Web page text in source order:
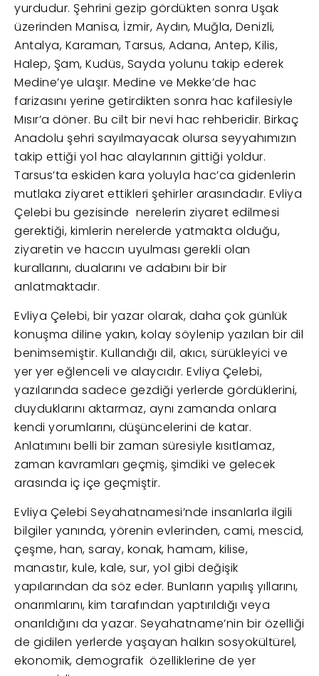
yurdudur. Şehrini gezip gördükten sonra Uşak
üzerinden Manisa, İzmir, Aydın, Muğla, Denizli,
Antalya, Karaman, Tarsus, Adana, Antep, Kilis,
Halep, Şam, Kudüs, Sayda yolunu takip ederek
Medine’ye ulaşır. Medine ve Mekke’de hac
farizasını yerine getirdikten sonra hac kafilesiyle
Mısır’a döner. Bu cilt bir nevi hac rehberidir. Birkaç
Anadolu şehri sayılmayacak olursa seyyahımızın
takip ettiği yol hac alaylarının gittiği yoldur.
Tarsus’ta eskiden kara yoluyla hac’ca gidenlerin
mutlaka ziyaret ettikleri şehirler arasındadır. Evliya
Çelebi bu gezisinde nerelerin ziyaret edilmesi
gerektiği, kimlerin nerelerde yatmakta olduğu,
ziyaretin ve haccın uyulması gerekli olan
kurallarını, dualarını ve adabını bir bir
anlatmaktadır.
Evliya Çelebi, bir yazar olarak, daha çok günlük
konuşma diline yakın, kolay söylenip yazılan bir dil
benimsemiştir. Kullandığı dil, akıcı, sürükleyici ve
yer yer eğlenceli ve alaycıdır. Evliya Çelebi,
yazılarında sadece gezdiği yerlerde gördüklerini,
duyduklarını aktarmaz, aynı zamanda onlara
kendi yorumlarını, düşüncelerini de katar.
Anlatımını belli bir zaman süresiyle kısıtlamaz,
zaman kavramları geçmiş, şimdiki ve gelecek
arasında iç içe geçmiştir.
Evliya Çelebi Seyahatnamesi’nde insanlarla ilgili
bilgiler yanında, yörenin evlerinden, cami, mescid,
çeşme, han, saray, konak, hamam, kilise,
manastır, kule, kale, sur, yol gibi değişik
yapılarından da söz eder. Bunların yapılış yıllarını,
onarımlarını, kim tarafından yaptırıldığı veya
onarıldığını da yazar. Seyahatname’nin bir özelliği
de gidilen yerlerde yaşayan halkın sosyokültürel,
ekonomik, demografik özelliklerine de yer